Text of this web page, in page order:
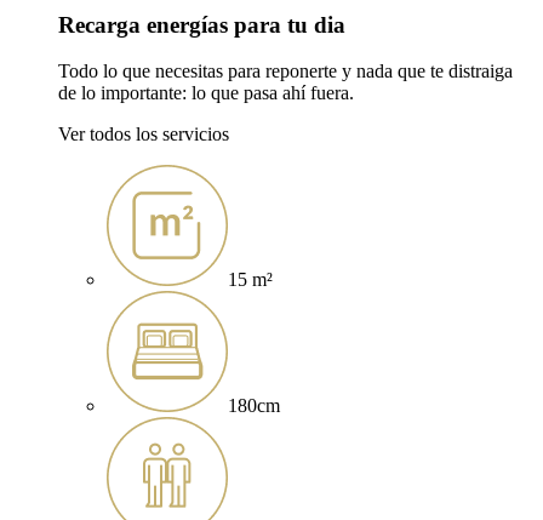
Recarga energías para tu dia
Todo lo que necesitas para reponerte y nada que te distraiga
de lo importante: lo que pasa ahí fuera.
Ver todos los servicios
15 m²
180cm